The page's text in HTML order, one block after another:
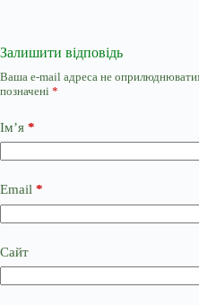
Залишити відповідь
Ваша e-mail адреса не
позначені *
Ім’я *
Email *
Сайт